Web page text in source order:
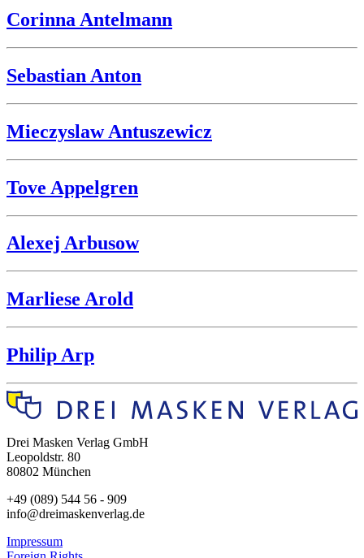
Corinna Antelmann
Sebastian Anton
Mieczyslaw Antuszewicz
Tove Appelgren
Alexej Arbusow
Marliese Arold
Philip Arp
Drei Masken Verlag GmbH
Leopoldstr. 80
80802 München
+49 (089) 544 56 - 909
info@dreimaskenverlag.de
Impressum